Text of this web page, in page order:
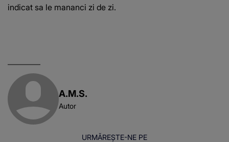
indicat sa le mananci zi de zi.
A.M.S.
Autor
URMĂREȘTE-NE PE